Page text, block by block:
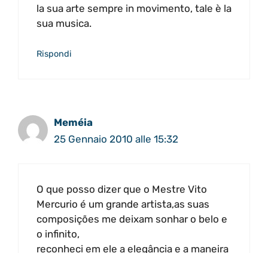
la sua arte sempre in movimento, tale è la
sua musica.
Rispondi
Meméia
25 Gennaio 2010 alle 15:32
O que posso dizer que o Mestre Vito
Mercurio é um grande artista,as suas
composições me deixam sonhar o belo e
o infinito,
reconheci em ele a elegância e a maneira